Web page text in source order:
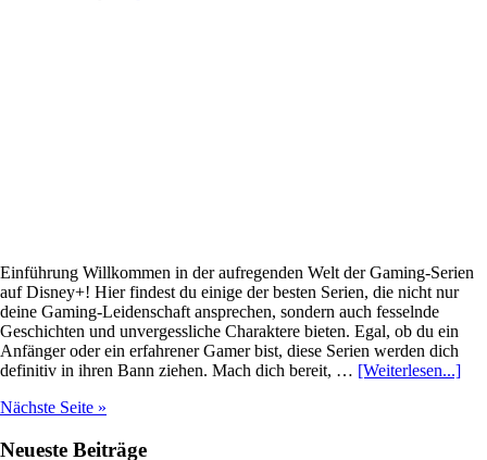
Fernsehen
Einführung Willkommen in der aufregenden Welt der Gaming-Serien
auf Disney+! Hier findest du einige der besten Serien, die nicht nur
deine Gaming-Leidenschaft ansprechen, sondern auch fesselnde
Geschichten und unvergessliche Charaktere bieten. Egal, ob du ein
Anfänger oder ein erfahrener Gamer bist, diese Serien werden dich
definitiv in ihren Bann ziehen. Mach dich bereit, … [Weiterlesen...]
Nächste Seite »
Haupt-
Neueste Beiträge